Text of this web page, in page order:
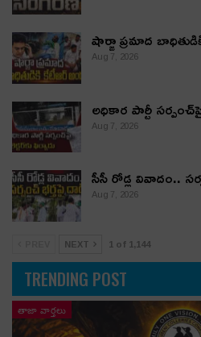
షార్జా ప్రమాద
Aug 7, 2026
అధికార పార్టీ
Aug 7, 2026
సీసీ రోడ్ల వివాదం..
Aug 7, 2026
NEXT 1 of 1,144
TRENDING POST
తాజా వార్తలు